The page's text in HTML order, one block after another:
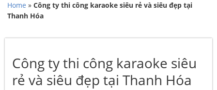
Home » Công ty thi công karaoke siêu rẻ và siêu đẹp tại
Thanh Hóa
Công ty thi công karaoke siêu
rẻ và siêu đẹp tại Thanh Hóa